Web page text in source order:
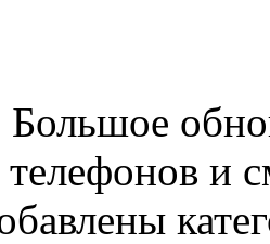
Большое
и